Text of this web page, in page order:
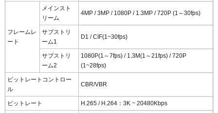
フレームレ
ート
メインスト
リーム
4MP / 3MP / 1080P / 1.3MP / 720P (1～30fps)
サブストリ
ーム1
D1 / CIF(1~30fps)
サブストリ
ーム2
1080P(1～7fps) / 1.3M(1～21fps) / 720P
(1~28fps)
ビットレートコントロー
ル
CBR/VBR
ビットレート H.265 / H.264：3K ~ 20480Kbps